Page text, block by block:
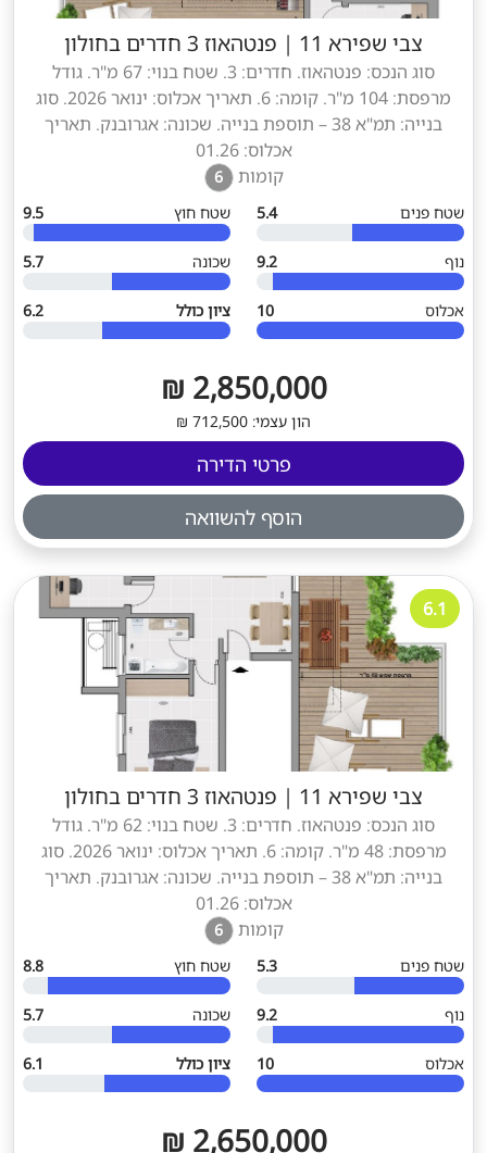
צבי שפירא 11 | פנטהאוז 3 חדרים בחולון
סוג הנכס: פנטהאוז. חדרים: 3. שטח בנוי: 67 מ"ר. גודל
מרפסת: 104 מ"ר. קומה: 6. תאריך אכלוס: ינואר 2026. סוג
בנייה: תמ"א 38 – תוספת בנייה. שכונה: אגרובנק. תאריך
אכלוס: 01.26
קומות
6
שטח פנים
5.4 שטח חוץ 9.5
נוף 9.2 שכונה 5.7
אכלוס 10 ציון כולל 6.2
2,850,000 ₪
הון עצמי: 712,500 ₪
פרטי הדירה
הוסף להשוואה
6.1
צבי שפירא 11 | פנטהאוז 3 חדרים בחולון
סוג הנכס: פנטהאוז. חדרים: 3. שטח בנוי: 62 מ"ר. גודל
מרפסת: 48 מ"ר. קומה: 6. תאריך אכלוס: ינואר 2026. סוג
בנייה: תמ"א 38 – תוספת בנייה. שכונה: אגרובנק. תאריך
אכלוס: 01.26
קומות
6
שטח פנים
5.3 שטח חוץ 8.8
נוף 9.2 שכונה 5.7
אכלוס 10 ציון כולל 6.1
2,650,000 ₪